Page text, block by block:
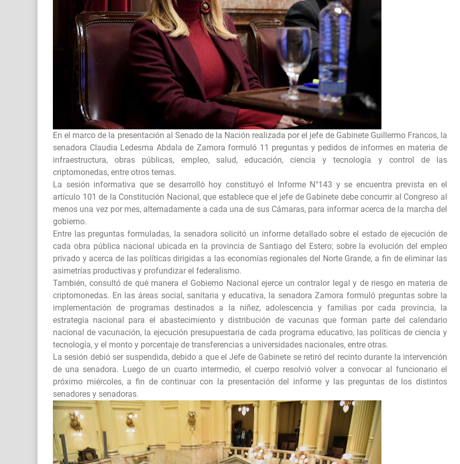
En el marco de la presentación al Senado de la Nación realizada por el jefe de Gabinete Guillermo Francos, la
senadora Claudia Ledesma Abdala de Zamora formuló 11 preguntas y pedidos de informes en materia de
infraestructura, obras públicas, empleo, salud, educación, ciencia y tecnología y control de las
criptomonedas, entre otros temas.
La sesión informativa que se desarrolló hoy constituyó el Informe N°143 y se encuentra prevista en el
artículo 101 de la Constitución Nacional, que establece que el jefe de Gabinete debe concurrir al Congreso al
menos una vez por mes, alternadamente a cada una de sus Cámaras, para informar acerca de la marcha del
gobierno.
Entre las preguntas formuladas, la senadora solicitó un informe detallado sobre el estado de ejecución de
cada obra pública nacional ubicada en la provincia de Santiago del Estero; sobre la evolución del empleo
privado y acerca de las políticas dirigidas a las economías regionales del Norte Grande, a fin de eliminar las
asimetrías productivas y profundizar el federalismo.
También, consultó de qué manera el Gobierno Nacional ejerce un contralor legal y de riesgo en materia de
criptomonedas. En las áreas social, sanitaria y educativa, la senadora Zamora formuló preguntas sobre la
implementación de programas destinados a la niñez, adolescencia y familias por cada provincia, la
estrategia nacional para el abastecimiento y distribución de vacunas que forman parte del calendario
nacional de vacunación, la ejecución presupuestaria de cada programa educativo, las políticas de ciencia y
tecnología, y el monto y porcentaje de transferencias a universidades nacionales, entre otras.
La sesión debió ser suspendida, debido a que el Jefe de Gabinete se retiró del recinto durante la intervención
de una senadora. Luego de un cuarto intermedio, el cuerpo resolvió volver a convocar al funcionario el
próximo miércoles, a fin de continuar con la presentación del informe y las preguntas de los distintos
senadores y senadoras.